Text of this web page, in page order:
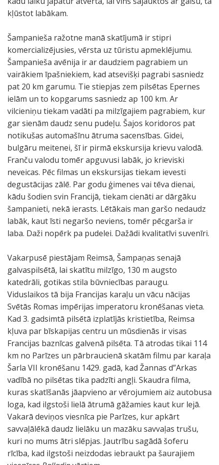
kļūstot labākam.
Šampanieša ražotne manā skatījumā ir stipri
komercializējusies, vērsta uz tūristu apmeklējumu.
Šampanieša avēnija ir ar daudziem pagrabiem un
vairākiem īpašniekiem, kad atsevišķi pagrabi sasniedz
pat 20 km garumu. Tie stiepjas zem pilsētas Epernes
ielām un to kopgarums sasniedz ap 100 km. Ar
vilcieniņu tiekam vadāti pa milzīgajiem pagrabiem, kur
gar sienām daudz senu pudeļu. Šajos koridoros pat
notikušas automašīnu ātruma sacensības. Gidei,
bulgāru meitenei, šī ir pirmā ekskursija krievu valodā.
Franču valodu tomēr apguvusi labāk, jo krieviski
neveicas. Pēc filmas un ekskursijas tiekam ievesti
degustācijas zālē. Par godu ģimenes vai tēva dienai,
kādu šodien svin Francijā, tiekam cienāti ar dārgāku
šampanieti, nekā ierasts. Lētākais man garšo nedaudz
labāk, kaut īsti negaršo neviens, tomēr pēcgarša ir
laba. Daži nopērk pa pudelei. Dažādi kvalitatīvi suvenīri.
Vakarpusē piestājam Reimsā, Šampaņas senajā
galvaspilsētā, lai skatītu milzīgo, 130 m augsto
katedrāli, gotikas stila būvniecības paraugu.
Viduslaikos tā bija Francijas karaļu un vācu nācijas
Svētās Romas impērijas imperatoru kronēšanas vieta.
Kad 3. gadsimtā pilsētā izplatījās kristietība, Reimsa
kļuva par bīskapijas centru un mūsdienās ir visas
Francijas baznīcas galvenā pilsēta. Tā atrodas tikai 114
km no Parīzes un pārbraucienā skatām filmu par karaļa
Šarla VII kronēšanu 1429. gadā, kad Žannas d”Arkas
vadībā no pilsētas tika padzīti angļi. Skaudra filma,
kuras skatīšanās jāapvieno ar vērojumiem aiz autobusa
loga, kad ilgstoši lielā ātrumā gāžamies kaut kur lejā.
Vakarā deviņos viesnīca pie Parīzes, kur apkārt
savvaļālēkā daudz lielāku un mazāku savvaļas trušu,
kuri no mums ātri slēpjas. Jautrību sagādā šoferu
rīcība, kad ilgstoši neizdodas iebraukt pa šaurajiem